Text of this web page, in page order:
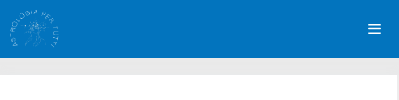
al
contenuto